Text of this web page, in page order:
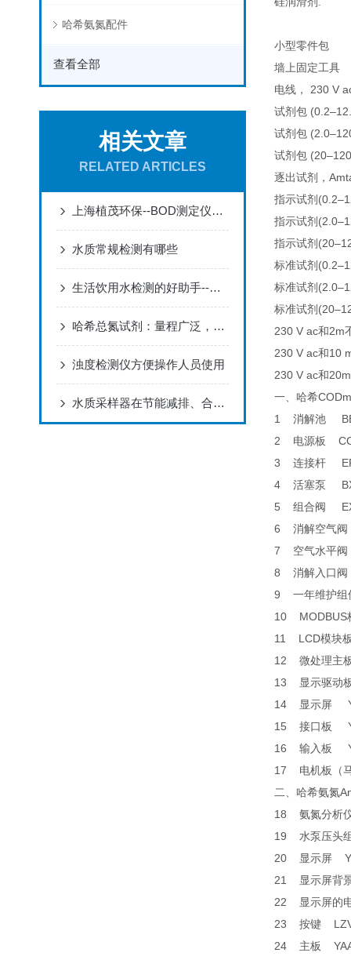
哈希氨氮配件
查看全部
相关文章
RELATED ARTICLES
上海植茂环保--BOD测定仪优势
水质常规检测有哪些
生活饮用水检测的好助手--美国HACH 2100N 浊度仪
哈希总氮试剂：量程广泛，满足多样需求
浊度检测仪方便操作人员使用
水质采样器在节能减排、合理收费等方面的应用
小型零件包
墙上固定工具
电线， 230 V
试剂包
试剂包
试剂包
逐出试剂，
指示试剂
指示试剂
指示试剂
标准试剂
标准试剂
标准试剂
230 V ac和2m
230 V ac和10
230 V ac和
一、哈希
1 消解池
2 电源板
3 连接杆
4 活塞泵
5 组合阀
6 消解空气
7 空气水平
8 消解入口
9 一年维护
10
11 LCD模
12 微处理
13 显示驱
14 显示屏
15 接口板
16 输入板
17 电机板
二、哈希氨
18 氨氮分析
19 水泵压
20 显示屏
21 显示屏
22 显示屏的
23 按键
24 主板